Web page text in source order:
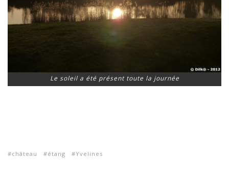
Le soleil a été présent toute la journée
château étang Yvelines